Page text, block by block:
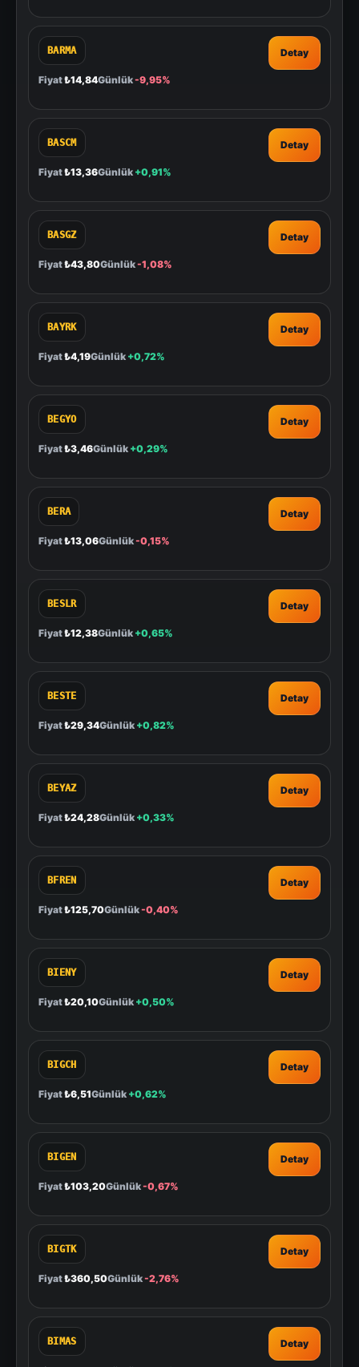
BARMA
Fiyat₺14,84Günlük-9,95%
Detay
BASCM
Fiyat₺13,36Günlük +0,91%
Detay
BASGZ
Fiyat₺43,80Günlük-1,08%
Detay
BAYRK
Fiyat₺4,19Günlük +0,72%
Detay
BEGYO
Fiyat₺3,46Günlük +0,29%
Detay
BERA
Fiyat₺13,06Günlük-0,15%
Detay
BESLR
Fiyat₺12,38Günlük +0,65%
Detay
BESTE
Fiyat₺29,34Günlük +0,82%
Detay
BEYAZ
Fiyat₺24,28Günlük +0,33%
Detay
BFREN
Fiyat₺125,70Günlük-0,40%
Detay
BIENY
Fiyat₺20,10Günlük +0,50%
Detay
BIGCH
Fiyat₺6,51Günlük +0,62%
Detay
BIGEN
Fiyat₺103,20Günlük-0,67%
Detay
BIGTK
Fiyat₺360,50Günlük-2,76%
Detay
BIMAS Detay